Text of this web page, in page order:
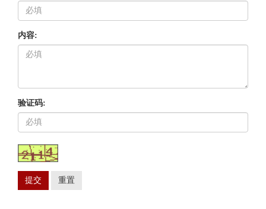
内容:
验证码:
提交 重置